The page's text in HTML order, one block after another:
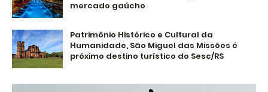
mercado gaúcho
Patrimônio Histórico e Cultural da
Humanidade, São Miguel das Missões é
próximo destino turístico do Sesc/RS